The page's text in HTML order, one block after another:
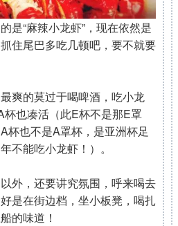
是“麻辣小龙虾”，现在依然是
住尾巴多吃几顿吧，要不就要
爽的莫过于喝啤酒，吃小龙
也凑活（此E杯不是那E罩
杯也不是A罩杯，是亚洲杯足
不能吃小龙虾！）。
外，还要讲究氛围，呼来喝去
是在街边档，坐小板凳，喝扎
的味道！